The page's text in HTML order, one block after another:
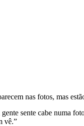
nas fotos, mas
sente cabe numa
vê.”